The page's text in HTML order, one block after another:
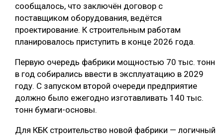
сообщалось, что заключён договор с
поставщиком оборудования, ведётся
проектирование. К строительным работам
планировалось приступить в конце 2026 года.
Первую очередь фабрики мощностью 70 тыс. тонн
в год собирались ввести в эксплуатацию в 2029
году. С запуском второй очереди предприятие
должно было ежегодно изготавливать 140 тыс.
тонн бумаги-основы.
Для КБК строительство новой фабрики — логичный